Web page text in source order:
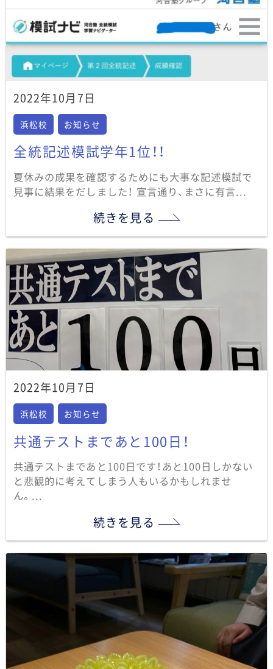
2022年10月7日
浜松校 お知らせ
全統記述模試学年1位！！
夏休みの成果を確認するためにも大事な記述模試で
見事に結果をだしました！ 宣言通り、まさに有言...
続きを見る
2022年10月7日
浜松校 お知らせ
共通テストまであと100日！
共通テストまであと100日です！あと100日しかない
と悲観的に考えてしまう人もいるかもしれませ
ん。...
続きを見る